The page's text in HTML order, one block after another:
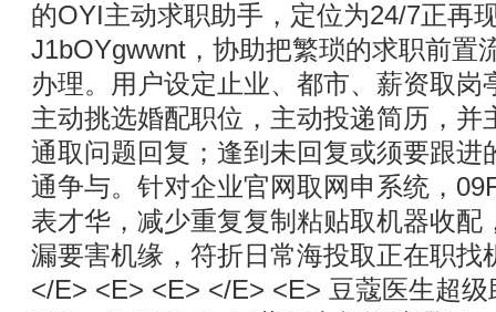
的OYI主动求职助手，定位为24/7正再
J1bOYgwwnt，协助把繁琐的求职前置
办理。用户设定止业、都市、薪资取岗
主动挑选婚配职位，主动投递简历，并
通取问题回复；逢到未回复或须要跟进
通争与。针对企业官网取网申系统，
表才华，减少重复复制粘贴取机器收配
漏要害机缘，符折日常海投取正在职找
</E> <E> <E> </E> <E> 豆蔻医生超